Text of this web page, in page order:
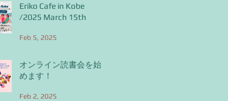
Eriko Cafe in Kobe
/2025 March 15th
Feb 5, 2025
オンライン読書会を始
めます！
Feb 2, 2025